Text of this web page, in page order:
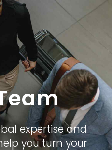
expertise and
you turn your